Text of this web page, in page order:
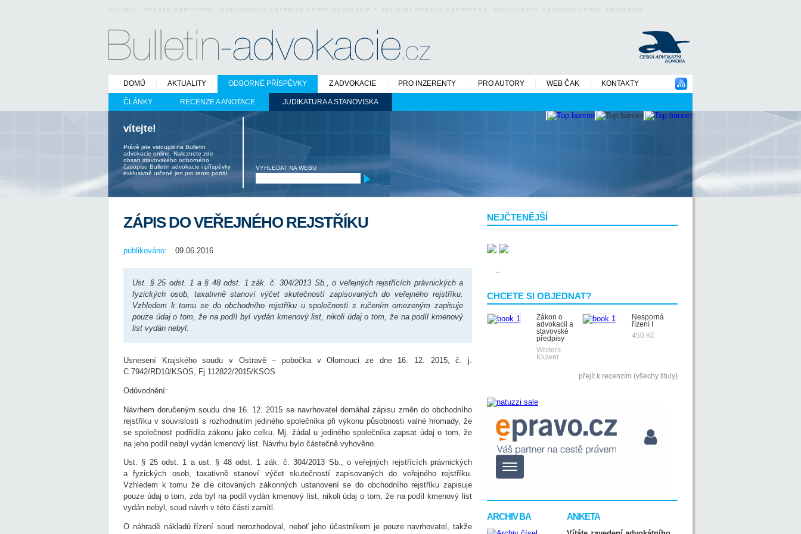
oficiální stránky odborného právnického časopisu české advokacie • oficiální stránky odborného právnického časopisu české advokacie
DOMŮ AKTUALITY ODBORNÉ PŘÍSPĚVKY
ČLÁNKY RECENZE A ANOTACE JUDIKATURA A STANOVISKA
Z ADVOKACIE PRO INZERENTY PRO AUTORY WEB ČAK KONTAKTY
vítejte!
Právě jste vstoupili na Bulletin
advokacie online. Naleznete zde
obsah stavovského odborného
časopisu Bulletin advokacie i příspěvky
exklusivně určené jen pro tento portál.
VYHLEDAT NA WEBU
NEJČTENĚJŠÍ
CHCETE SI OBJEDNAT?
Zákon o
advokacii a
stavovské
předpisy
Wolters
Kluwer
Nesporná
řízení I
450 Kč
přejít k recenzím (všechy tituly)
ARCHIV BA ANKETA
ZÁPIS DO VEŘEJNÉHO REJSTŘÍKU
publikováno: 09.06.2016
Ust. § 25 odst. 1 a § 48 odst. 1 zák. č. 304/2013 Sb., o veřejných rejstřících právnických a
fyzických osob, taxativně stanoví výčet skutečností zapisovaných do veřejného rejstříku.
Vzhledem k tomu se do obchodního rejstříku u společnosti s ručením omezeným zapisuje
pouze údaj o tom, že na podíl byl vydán kmenový list, nikoli údaj o tom, že na podíl kmenový
list vydán nebyl.
Usnesení Krajského soudu v Ostravě – pobočka v Olomouci ze dne 16. 12. 2015, č. j.
C 7942/RD10/KSOS, Fj 112822/2015/KSOS
Odůvodnění:
Návrhem doručeným soudu dne 16. 12. 2015 se navrhovatel domáhal zápisu změn do obchodního
rejstříku v souvislosti s rozhodnutím jediného společníka při výkonu působnosti valné hromady, že
se společnost podřídila zákonu jako celku. Mj. žádal u jediného společníka zapsat údaj o tom, že
na jeho podíl nebyl vydán kmenový list. Návrhu bylo částečně vyhověno.
Ust. § 25 odst. 1 a ust. § 48 odst. 1 zák. č. 304/2013 Sb., o veřejných rejstřících právnických
a fyzických osob, taxativně stanoví výčet skutečností zapisovaných do veřejného rej­stříku.
Vzhledem k tomu že dle citovaných zákonných ustanovení se do obchodního rejstříku zapisuje
pouze údaj o tom, zda byl na podíl vydán kmenový list, nikoli údaj o tom, že na podíl kmenový list
vydán nebyl, soud návrh v této části zamítl.
O náhradě nákladů řízení soud nerozhodoval, neboť jeho účastníkem je pouze navrhovatel, takže